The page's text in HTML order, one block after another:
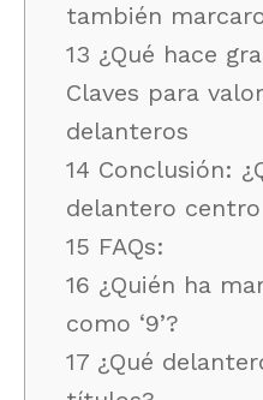
también
13 ¿Qué hace
Claves para
delanteros
14 Conclusión:
delantero
15 FAQs:
16 ¿Quién ha
como ‘9’?
17 ¿Qué